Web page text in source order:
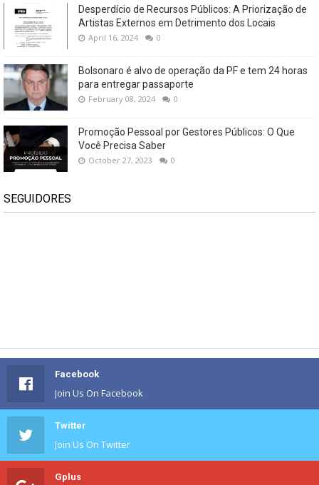
Desperdício de Recursos Públicos: A Priorização de
Artistas Externos em Detrimento dos Locais
April 16, 2024 0
Bolsonaro é alvo de operação da PF e tem 24 horas
para entregar passaporte
February 08, 2024 0
Promoção Pessoal por Gestores Públicos: O Que
Você Precisa Saber
October 27, 2023 0
SEGUIDORES
Facebook
Join Us On Facebook
Twitter
Join Us On Twitter
Gplus